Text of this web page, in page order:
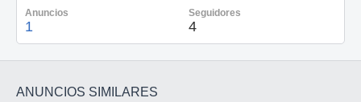
Anuncios
1
Seguidores
4
ANUNCIOS SIMILARES